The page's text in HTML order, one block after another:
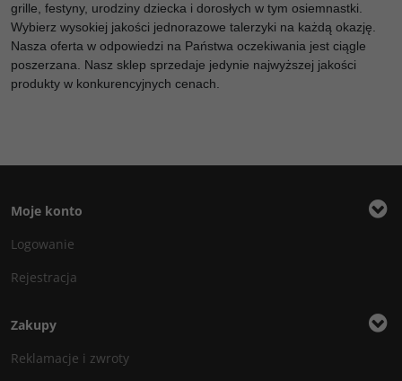
grille, festyny, urodziny dziecka i dorosłych w tym osiemnastki.
Wybierz wysokiej jakości jednorazowe talerzyki na każdą okazję.
Nasza oferta w odpowiedzi na Państwa oczekiwania jest ciągle
poszerzana. Nasz sklep sprzedaje jedynie najwyższej jakości
produkty w konkurencyjnych cenach.
Moje konto
Logowanie
Rejestracja
Zakupy
Reklamacje i zwroty